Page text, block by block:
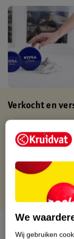
Verkocht en
Gratis
Gratis punten
Over dit
We
Wij gebruiken